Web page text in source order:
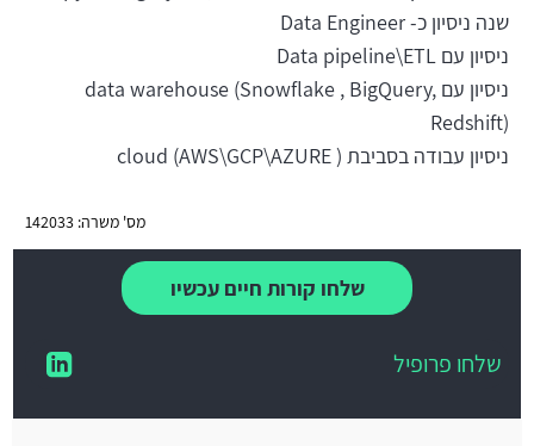
שנה ניסיון כ- Data Engineer
ניסיון עם Data pipeline\ETL
ניסיון עם data warehouse (Snowflake , BigQuery,
Redshift)
ניסיון עבודה בסביבת cloud (AWS\GCP\AZURE )
מס' משרה: 142033
שלחו קורות חיים עכשיו
שלחו פרופיל